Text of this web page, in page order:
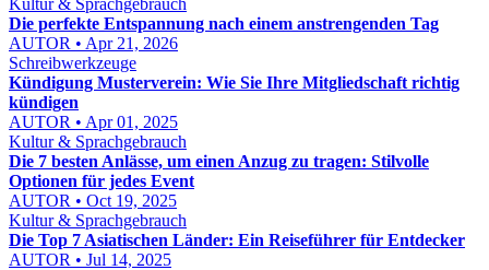
Kultur & Sprachgebrauch
Die perfekte Entspannung nach einem anstrengenden Tag
AUTOR • Apr 21, 2026
Schreibwerkzeuge
Kündigung Musterverein: Wie Sie Ihre Mitgliedschaft richtig
kündigen
AUTOR • Apr 01, 2025
Kultur & Sprachgebrauch
Die 7 besten Anlässe, um einen Anzug zu tragen: Stilvolle
Optionen für jedes Event
AUTOR • Oct 19, 2025
Kultur & Sprachgebrauch
Die Top 7 Asiatischen Länder: Ein Reiseführer für Entdecker
AUTOR • Jul 14, 2025